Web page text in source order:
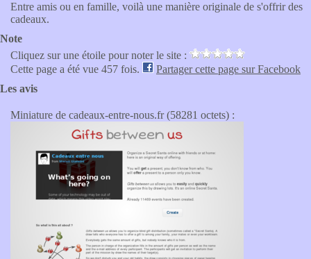
Entre amis ou en famille, voilà une manière originale de s'offrir des
cadeaux.
Note
Cliquez sur une étoile pour noter le site :
Cette page a été vue 457 fois.
Partager cette page sur Facebook
Les avis
Miniature de cadeaux-entre-nous.fr (58281 octets) :